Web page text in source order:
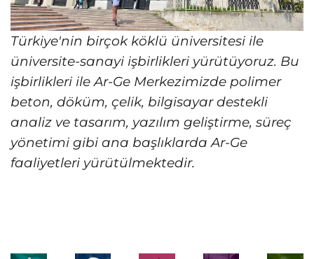
Türkiye'nin birçok köklü üniversitesi ile
üniversite-sanayi işbirlikleri yürütüyoruz. Bu
işbirlikleri ile Ar-Ge Merkezimizde polimer
beton, döküm, çelik, bilgisayar destekli
analiz ve tasarım, yazılım geliştirme, süreç
yönetimi gibi ana başlıklarda Ar-Ge
faaliyetleri yürütülmektedir.